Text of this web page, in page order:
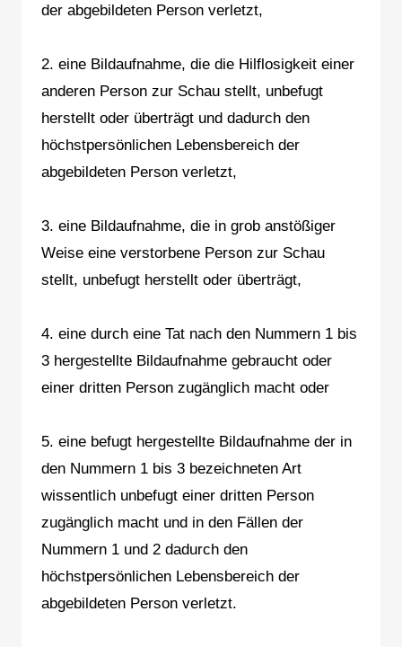
der abgebildeten Person verletzt,
2. eine Bildaufnahme, die die Hilflosigkeit einer
anderen Person zur Schau stellt, unbefugt
herstellt oder überträgt und dadurch den
höchstpersönlichen Lebensbereich der
abgebildeten Person verletzt,
3. eine Bildaufnahme, die in grob anstößiger
Weise eine verstorbene Person zur Schau
stellt, unbefugt herstellt oder überträgt,
4. eine durch eine Tat nach den Nummern 1 bis
3 hergestellte Bildaufnahme gebraucht oder
einer dritten Person zugänglich macht oder
5. eine befugt hergestellte Bildaufnahme der in
den Nummern 1 bis 3 bezeichneten Art
wissentlich unbefugt einer dritten Person
zugänglich macht und in den Fällen der
Nummern 1 und 2 dadurch den
höchstpersönlichen Lebensbereich der
abgebildeten Person verletzt.